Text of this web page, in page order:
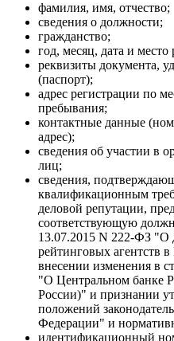
фамилия, имя, отчество;
сведения о должности;
гражданство;
год, месяц, дата и
реквизиты документа,
(паспорт);
адрес регистрации по
пребывания;
контактные данные
адрес);
сведения об участии в
лиц;
сведения,
квалификационным
деловой репутации,
соответствующую
13.07.2015 N 222-ФЗ "О
рейтинговых агентств
внесении изменения в
"О Центральном банке
России)" и признании
положений
Федерации" и
идентификационный